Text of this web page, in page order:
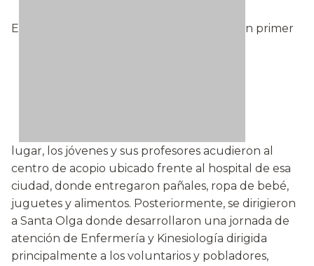
E n primer
lugar, los jóvenes y sus profesores acudieron al
centro de acopio ubicado frente al hospital de esa
ciudad, donde entregaron pañales, ropa de bebé,
juguetes y alimentos. Posteriormente, se dirigieron
a Santa Olga donde desarrollaron una jornada de
atención de Enfermería y Kinesiología dirigida
principalmente a los voluntarios y pobladores,